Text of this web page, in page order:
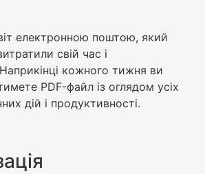
електронною поштою, який
свій час і
кожного тижня ви
PDF-файл із оглядом усіх
дій і продуктивності.